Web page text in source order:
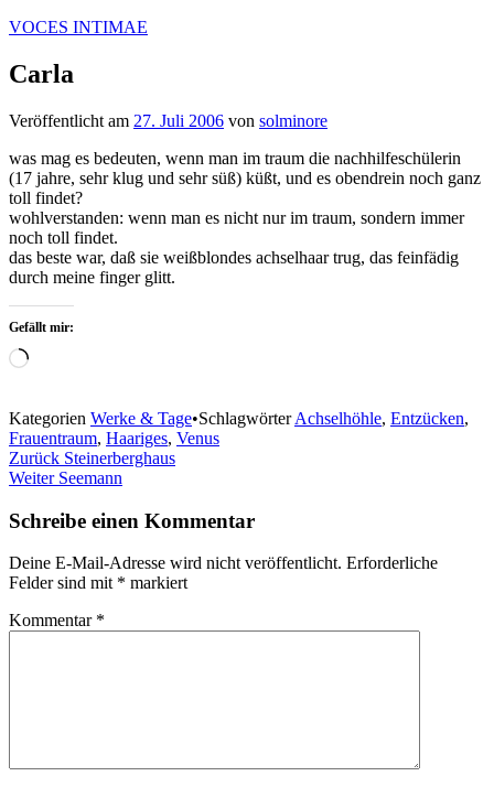
Zum
springen
VOCES INTIMAE
Carla
Veröffentlicht am 27. Juli 2006 von solminore
was mag es bedeuten, wenn man im traum die nachhilfeschülerin
(17 jahre, sehr klug und sehr süß) küßt, und es obendrein noch ganz
toll findet?
wohlverstanden: wenn man es nicht nur im traum, sondern immer
noch toll findet.
das beste war, daß sie weißblondes achselhaar trug, das feinfädig
durch meine finger glitt.
Gefällt mir:
Wird
Kategorien Werke & Tage•SchlagwörterAchselhöhle, Entzücken,
Frauentraum, Haariges, Venus
Beitragsnavigation
Zurück Steinerberghaus
Weiter Seemann
Schreibe einen Kommentar
Deine E-Mail-Adresse wird nicht veröffentlicht. Erforderliche
Felder sind mit * markiert
Kommentar *